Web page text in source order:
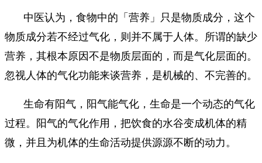
中医认为，食物中的「营养」只是物质成分，这个
物质成分若不经过气化，则并不属于人体。所谓的缺少
营养，其根本原因不是物质层面的，而是气化层面的。
忽视人体的气化功能来谈营养，是机械的、不完善的。
生命有阳气，阳气能气化，生命是一个动态的气化
过程。阳气的气化作用，把饮食的水谷变成机体的精
微，并且为机体的生命活动提供源源不断的动力。